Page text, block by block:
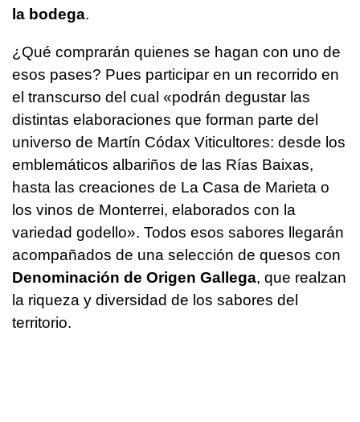
la bodega.
¿Qué comprarán quienes se hagan con uno de
esos pases? Pues participar en un recorrido en
el transcurso del cual «podrán degustar las
distintas elaboraciones que forman parte del
universo de Martín Códax Viticultores: desde los
emblemáticos albariños de las Rías Baixas,
hasta las creaciones de La Casa de Marieta o
los vinos de Monterrei, elaborados con la
variedad godello». Todos esos sabores llegarán
acompañados de una selección de quesos con
Denominación de Origen Gallega, que realzan
la riqueza y diversidad de los sabores del
territorio.